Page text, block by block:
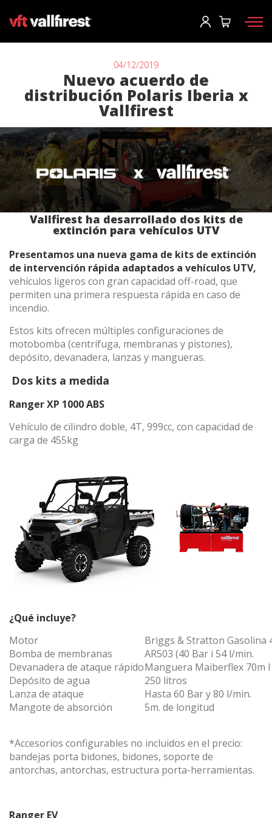
Iniciar sesión
Usuario*
Contraseña*
Iniciar sesión
¿Has olvidado tu contraseña?
o
Crear una cuenta
Equipos de protección
Mochilas
Herramientas
Motobombas y maquinaria
Autobombas forestales
Aerial
Accesorios
ES EN
(+34) 93 867 87 79
Contáctanos
04/12/2019
Nuevo acuerdo de
distribución Polaris Iberia x
Vallfirest
Vallfirest ha desarrollado dos kits de
extinción para vehículos UTV
Presentamos una nueva gama de kits de extinción
de intervención rápida adaptados a vehículos UTV,
vehículos ligeros con gran capacidad off-road, que
permiten una primera respuesta rápida en caso de
incendio.
Estos kits ofrecen múltiples configuraciones de
motobomba (centrífuga, membranas y pistones),
depósito, devanadera, lanzas y mangueras.
Dos kits a medida
Ranger XP 1000 ABS
Vehículo de cilindro doble, 4T, 999cc, con capacidad de
carga de 455kg
¿Qué incluye?
Motor
Briggs & Stratton Gasolina
Bomba de membranas
AR503 (40 Bar i 54 l/min.
Devanadera de ataque rápidoManguera Maiberflex 70m
Depósito de agua
250 litros
Lanza de ataque
Hasta 60 Bar y 80 l/min.
Mangote de absorción
5m. de longitud
*Accesorios configurables no incluidos en el precio:
bandejas porta bidones, bidones, soporte de
antorchas, antorchas, estructura porta-herramientas.
Ranger EV
Técnicas y funcionales
Siempre activas
Este sitio web utiliza Cookies propias para recopilar
información con la finalidad de mejorar nuestros servicios.
Si continua navegando, supone la aceptación de la
instalación de las mismas. El usuario tiene la posibilidad
de configurar su navegador pudiendo, si así lo desea,
impedir que sean instaladas en su disco duro, aunque
Analíticas y personalización
utiliza en la medición de la actividad de la web para la